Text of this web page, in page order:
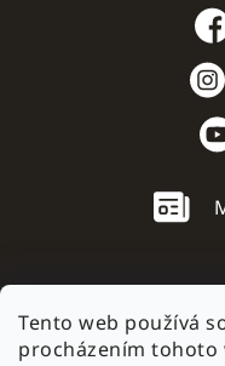
Tento web používá
procházením tohoto